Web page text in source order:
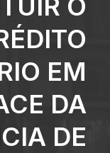
O
EM
DA
DE